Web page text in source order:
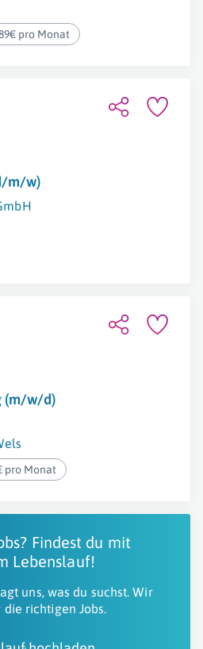
pro Monat
m/w)
(m/w/d)
pro Monat
Findest du mit
Lebenslauf!
uns, was du suchst. Wir
richtigen Jobs.